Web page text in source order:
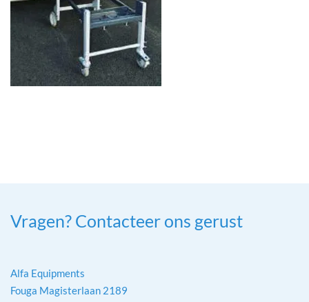
Vragen? Contacteer ons gerust
Alfa Equipments
Fouga Magisterlaan 2189